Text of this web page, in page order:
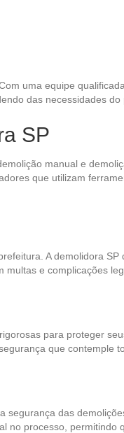
uma equipe
das necessidades
SP
manual e
que utilizam
A demolidora
e complicações
para proteger
que contemple
das
processo, permitindo